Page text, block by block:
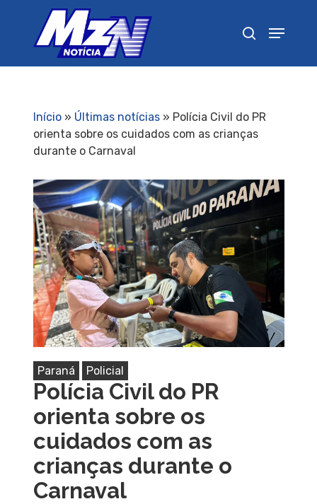
Início» Últimas notícias» Polícia Civil do PR
orienta sobre os cuidados com as crianças
durante o Carnaval
Paraná Policial
Polícia Civil do PR
orienta sobre os
cuidados com as
crianças durante o
Carnaval